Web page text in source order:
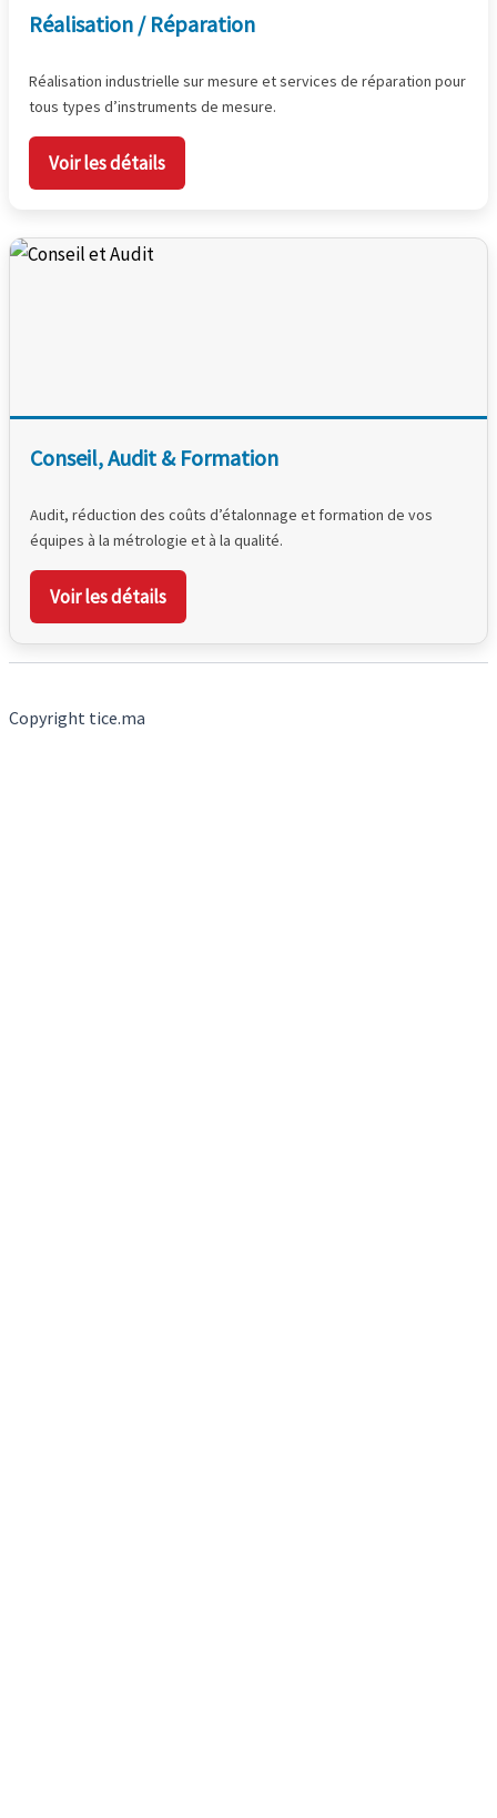
Réalisation / Réparation
Réalisation industrielle sur mesure et services de réparation pour
tous types d’instruments de mesure.
Voir les détails
Conseil, Audit & Formation
Audit, réduction des coûts d’étalonnage et formation de vos
équipes à la métrologie et à la qualité.
Voir les détails
Copyright tice.ma